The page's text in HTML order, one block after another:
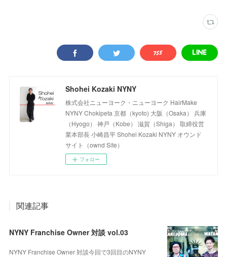
Shohei Kozaki NYNY
株式会社ニューヨーク・ニューヨーク HairMake
NYNY Chokipeta 京都（kyoto) 大阪（Osaka） 兵庫
（Hyogo） 神戸（Kobe） 滋賀（Shiga） 取締役営
業本部長 小崎昌平 Shohei Kozaki NYNY オウンド
サイト（ownd Site）
フォロー
関連記事
NYNY Franchise Owner 対談 vol.03
NYNY Franchise Owner 対談今回で3回目のNYNY